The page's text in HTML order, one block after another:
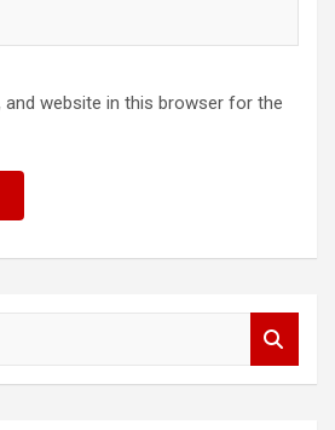
and website in this browser for the